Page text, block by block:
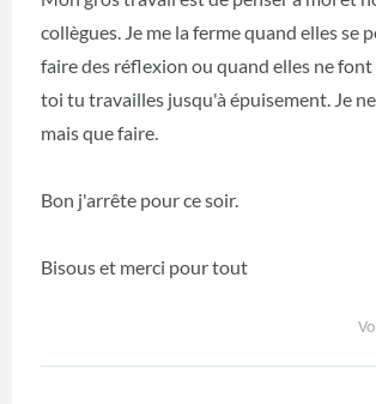
collègues. Je me la ferme quand elles se
faire des réflexion ou quand elles ne
toi tu travailles jusqu'à épuisement. Je
mais que faire.
Bon j'arrête pour ce soir.
Bisous et merci pour tout